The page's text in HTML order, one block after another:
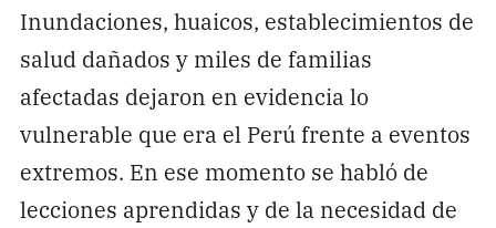
Inundaciones, huaicos, establecimientos de
salud dañados y miles de familias
afectadas dejaron en evidencia lo
vulnerable que era el Perú frente a eventos
extremos. En ese momento se habló de
lecciones aprendidas y de la necesidad de